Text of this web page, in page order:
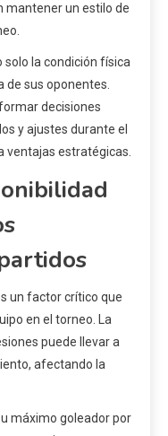
mantener un estilo de
solo la condición física
de sus oponentes.
decisiones
y ajustes durante el
ventajas estratégicas.
un factor crítico que
en el torneo. La
puede llevar a
afectando la
máximo goleador por